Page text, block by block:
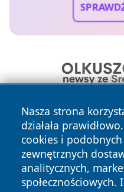
Nasza strona
działała
cookies i
zewnętrznych
analitycznych,
Copyright © 2026